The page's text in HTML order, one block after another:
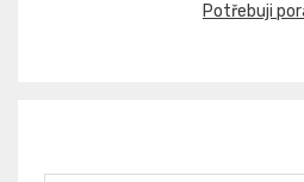
Potřebuji